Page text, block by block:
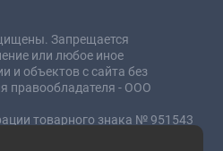
Запрещается
или любое иное
и объектов с сайта без
правообладателя - ООО
товарного знака № 951543